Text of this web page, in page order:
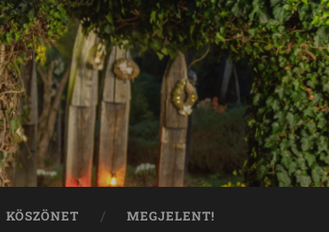
KÖSZÖNET MEGJELENT!